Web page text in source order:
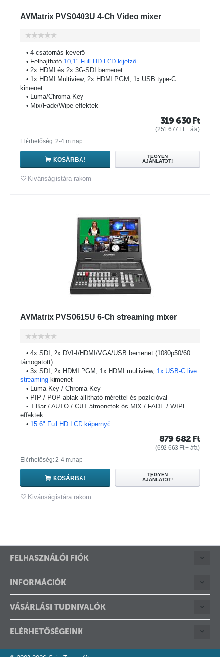
AVMatrix PVS0403U 4-Ch Video mixer
• 4-csatornás keverő
• Felhajtható 10,1" Full HD LCD kijelző
• 2x HDMI és 2x 3G-SDI bemenet
• 1x HDMI Multiview, 2x HDMI PGM, 1x USB type-C
kimenet
• Luma/Chroma Key
• Mix/Fade/Wipe effektek
319 630 Ft
(251 677 Ft+ áfa)
Elérhetőség: 2-4 m.nap
KOSÁRBA!
TEGYEN
AJÁNLATOT!
Kivánságlistára rakom
AVMatrix PVS0615U 6-Ch streaming mixer
• 4x SDI, 2x DVI-I/HDMI/VGA/USB bemenet (1080p50/60
támogatott)
• 3x SDI, 2x HDMI PGM, 1x HDMI multiview, 1x USB-C live
streaming kimenet
• Luma Key / Chroma Key
• PIP / POP ablak állítható mérettel és pozícióval
• T-Bar / AUTO / CUT átmenetek és MIX / FADE / WIPE
effektek
• 15.6" Full HD LCD képernyő
879 682 Ft
(692 663 Ft+ áfa)
Elérhetőség: 2-4 m.nap
KOSÁRBA!
TEGYEN
AJÁNLATOT!
Kivánságlistára rakom
FELHASZNÁLÓI FIÓK
INFORMÁCIÓK
VÁSÁRLÁSI TUDNIVALÓK
ELÉRHETŐSÉGEINK